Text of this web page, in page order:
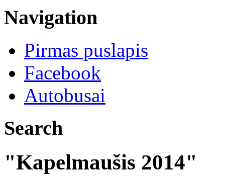
Navigation
Pirmas puslapis
Facebook
Autobusai
Search
"Kapelmaušis 2014"